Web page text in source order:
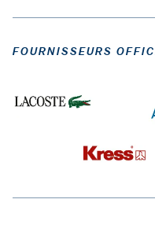
FOURNISSEURS